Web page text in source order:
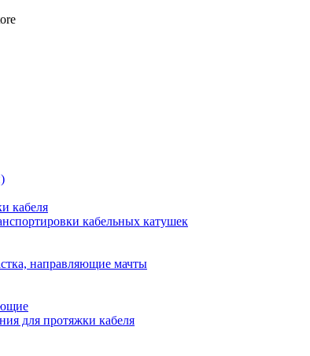
кабеля
кабельных катушек
направляющие мачты
для протяжки кабеля